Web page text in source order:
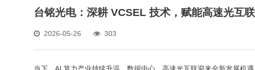
台铭光电：深耕 VCSEL 技术，赋能高速光互
2026-05-26 303